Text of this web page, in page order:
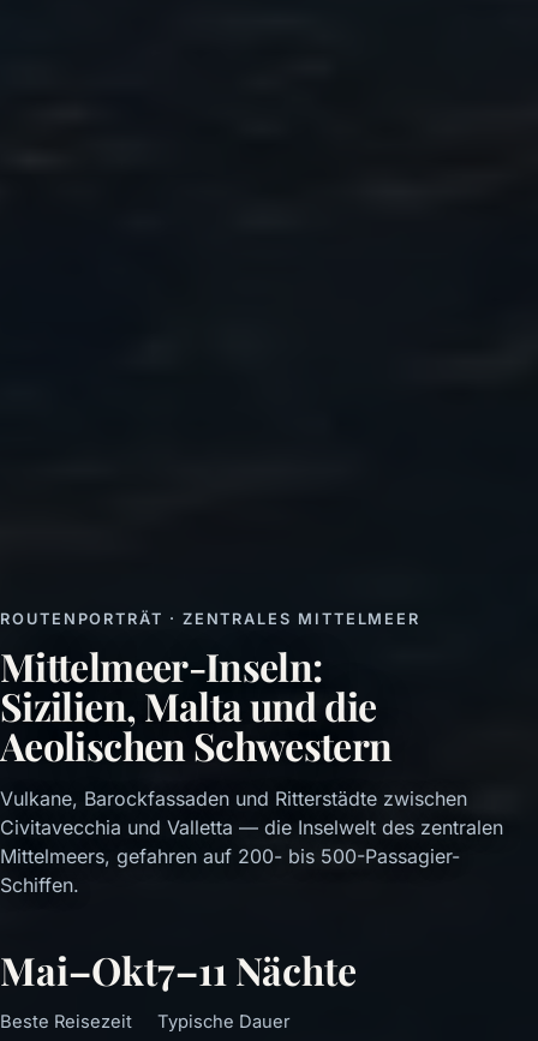
ROUTENPORTRÄT · ZENTRALES MITTELMEER
Mittelmeer-Inseln:
Sizilien, Malta und die
Aeolischen Schwestern
Vulkane, Barockfassaden und Ritterstädte zwischen
Civitavecchia und Valletta — die Inselwelt des zentralen
Mittelmeers, gefahren auf 200- bis 500-Passagier-
Schiffen.
Mai–Okt
Beste Reisezeit
7–11 Nächte
Typische Dauer